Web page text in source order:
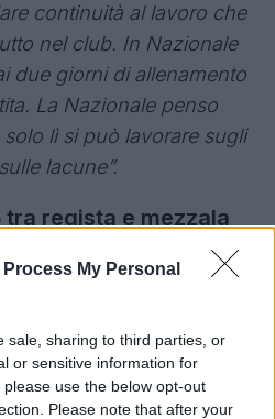
Process My Personal
sale, sharing to third parties, or
or sensitive information for
use the below opt-out
Please note that after your
continuità al lavoro che
nel club. In Nazionale
due giorni di allenamento
La Nazionale penso
lì si può lavorare sugli
lacune”.
tra regista e mezzala
entrambi i ruoli, in base a
tanti giocano con le
ma anche di
entrambi i ruoli”.
azzurri